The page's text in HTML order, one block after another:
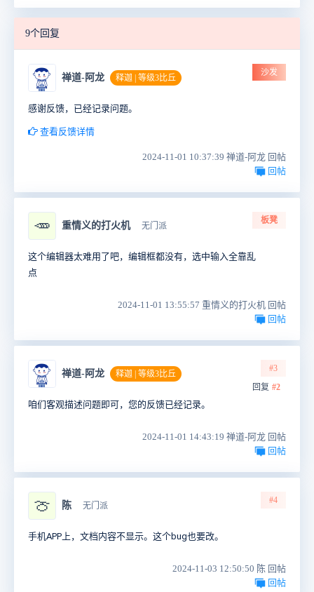
9个回复
禅道-阿龙 释迦 | 等级3比丘
沙发
感谢反馈，已经记录问题。
查看反馈详情
2024-11-01 10:37:39 禅道-阿龙 回帖
回帖
🥕 重情义的打火机 无门派
板凳
这个编辑器太难用了吧，编辑框都没有，选中输入全靠乱
点
2024-11-01 13:55:57 重情义的打火机 回帖
回帖
禅道-阿龙 释迦 | 等级3比丘
#3
回复 #2
咱们客观描述问题即可，您的反馈已经记录。
2024-11-01 14:43:19 禅道-阿龙 回帖
回帖
🍈 陈 无门派
#4
手机APP上，文档内容不显示。这个bug也要改。
2024-11-03 12:50:50 陈 回帖
回帖